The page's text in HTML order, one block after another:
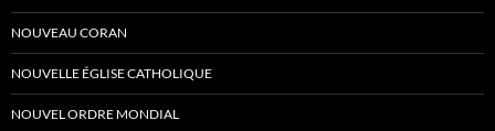
NOUVEAU CORAN
NOUVELLE ÉGLISE CATHOLIQUE
NOUVEL ORDRE MONDIAL